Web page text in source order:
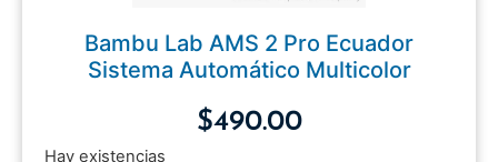
Bambu Lab AMS 2 Pro Ecuador
Sistema Automático Multicolor
$490.00
Hay existencias